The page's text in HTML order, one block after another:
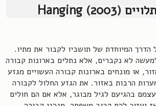
ארונות קבורה תלויים (2003) Hanging
הדרך המיוחדת של תושביו לקבור את מתיו.
לא נקברים, אלא נתלים בארונות קבורה
או מונחים בארונות קבורה העשויים מגזע
הרבות באזור. את הגזע החלול לקבורה
בהגיעם לגיל מבוגר, אלא אם הם חולים
2004-2026, אורן שץ